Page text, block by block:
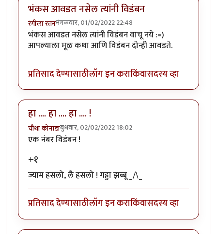
भंकस आवडत नसेल त्यांनी विडंबन
रंगीला रतनमंगळवार, 01/02/2022 22:48
भंकस आवडत नसेल त्यांनी विडंबन वाचू नये :=)
आपल्याला मूळ कथा आणि विडंबन दोन्ही आवडते.
प्रतिसाद देण्यासाठीलॉग इन कराकिंवासदस्य व्हा
हा .... हा .... हा .... !
चौथा कोनाडाबुधवार, 02/02/2022 18:02
एक नंबर विडंबन !
+१
ज्याम हसलो, लै हसलो ! गड्डा झब्बू _/\_
प्रतिसाद देण्यासाठीलॉग इन कराकिंवासदस्य व्हा